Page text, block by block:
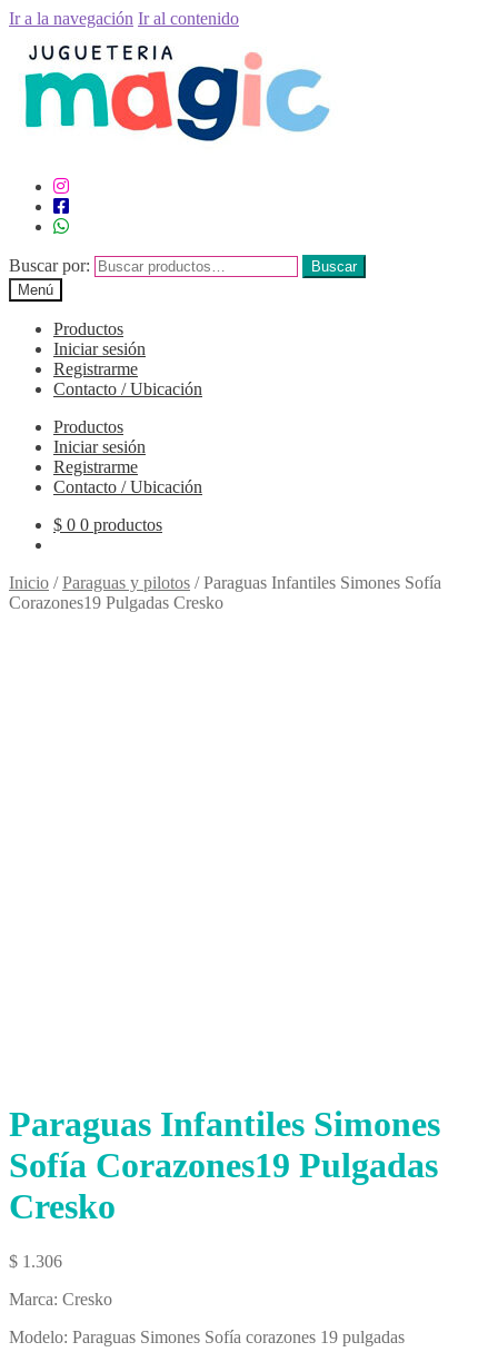
Ir a la navegación Ir al contenido
Buscar por:
Buscar
Menú
Productos
Iniciar sesión
Registrarme
Contacto / Ubicación
Productos
Iniciar sesión
Registrarme
Contacto / Ubicación
$ 0 0 productos
Inicio /Paraguas y pilotos /Paraguas Infantiles Simones Sofía
Corazones19 Pulgadas Cresko
Paraguas Infantiles Simones
Sofía Corazones19 Pulgadas
Cresko
$ 1.306
Marca: Cresko
Modelo: Paraguas Simones Sofía corazones 19 pulgadas